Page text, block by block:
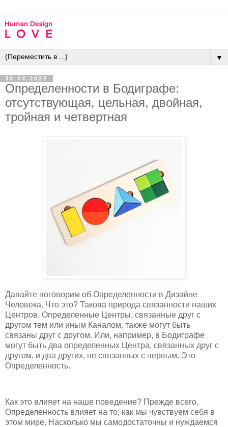
▼
30.04.2022
Определенности в Бодиграфе:
отсутствующая, цельная, двойная,
тройная и четвертная
Давайте поговорим об Определенности в Дизайне
Человека. Что это? Такова природа связанности наших
Центров. Определенные Центры, связанные друг с
другом тем или иным Каналом, также могут быть
связаны друг с другом. Или, например, в Бодиграфе
могут быть два определенных Центра, связанных друг с
другом, и два других, не связанных с первым. Это
Определенность.
Как это влияет на наше поведение? Прежде всего,
Определенность влияет на то, как мы чувствуем себя в
этом мире. Насколько мы самодостаточны и нуждаемся